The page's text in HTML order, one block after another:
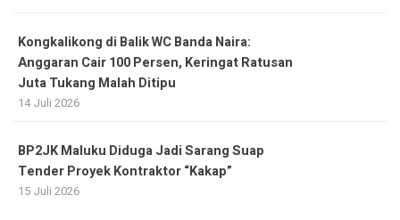
Kongkalikong di Balik WC Banda Naira:
Anggaran Cair 100 Persen, Keringat Ratusan
Juta Tukang Malah Ditipu
14 Juli 2026
BP2JK Maluku Diduga Jadi Sarang Suap
Tender Proyek Kontraktor “Kakap”
15 Juli 2026